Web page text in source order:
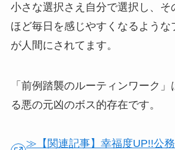
小さな選択さえ自分で選択し、そ
ほど毎日を感じやすくなるような
が人間にされてます。
「前例踏襲のルーティンワーク
る悪の元凶のボス的存在です。
≫【関連記事】幸福度UP!!公